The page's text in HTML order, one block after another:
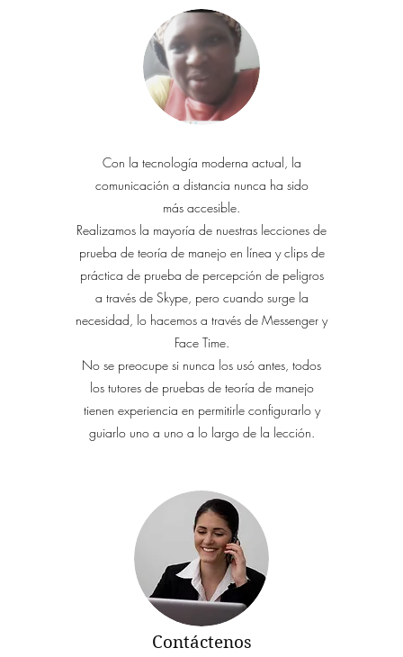
Con la tecnología moderna actual, la
comunicación a distancia nunca ha sido
más accesible.
Realizamos la mayoría de nuestras lecciones de
prueba de teoría de manejo en línea y clips de
práctica de prueba de percepción de peligros
a través de Skype, pero cuando surge la
necesidad, lo hacemos a través de Messenger y
Face Time.
No se preocupe si nunca los usó antes, todos
los tutores de pruebas de teoría de manejo
tienen experiencia en permitirle configurarlo y
guiarlo uno a uno a lo largo de la lección.
Contáctenos